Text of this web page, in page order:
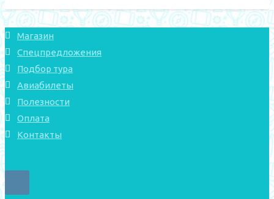
Магазин
Спецпредложения
Подбор тура
Авиабилеты
Полезности
Оплата
Контакты